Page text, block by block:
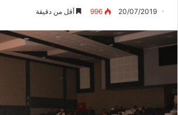
20/07/2019
996 أقل من دقيقة